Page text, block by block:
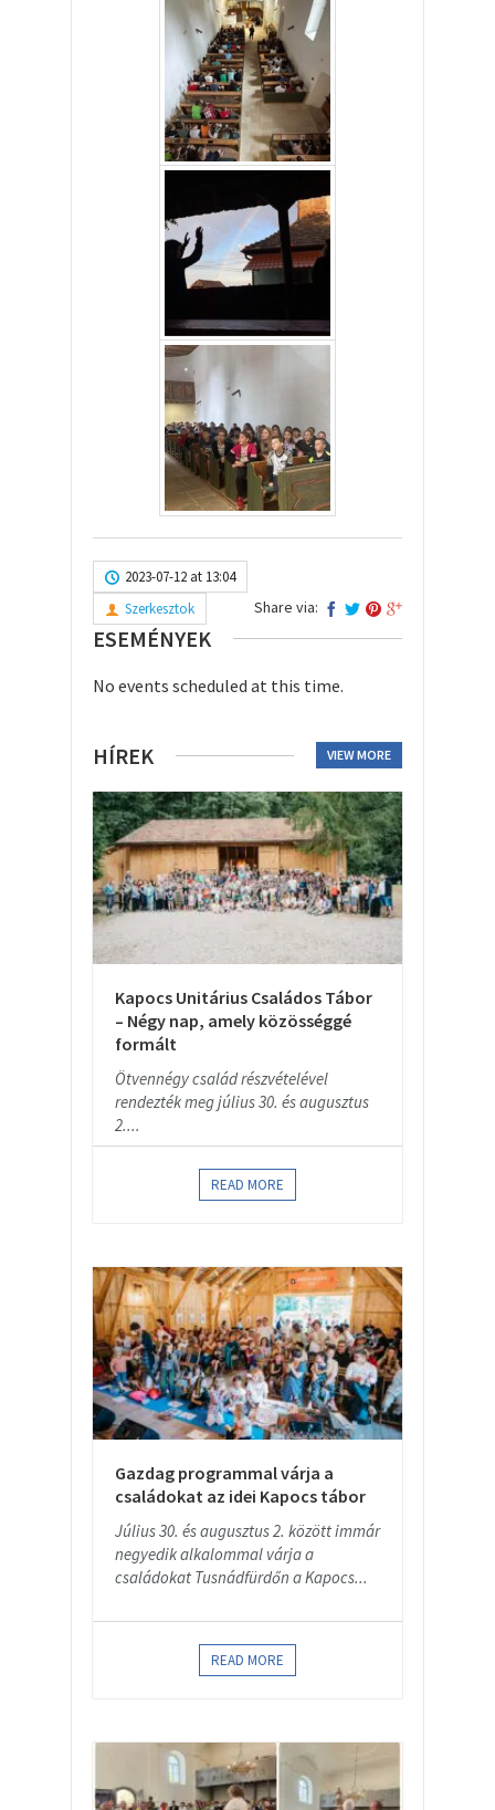
2023-07-12 at 13:04
Szerkesztok
Share via:
ESEMÉNYEK
No events scheduled at this time.
HÍREK VIEW MORE
Kapocs Unitárius Családos Tábor
– Négy nap, amely közösséggé
formált
Ötvennégy család részvételével
rendezték meg július 30. és augusztus
2....
READ MORE
Gazdag programmal várja a
családokat az idei Kapocs tábor
Július 30. és augusztus 2. között immár
negyedik alkalommal várja a
családokat Tusnádfürdőn a Kapocs...
READ MORE